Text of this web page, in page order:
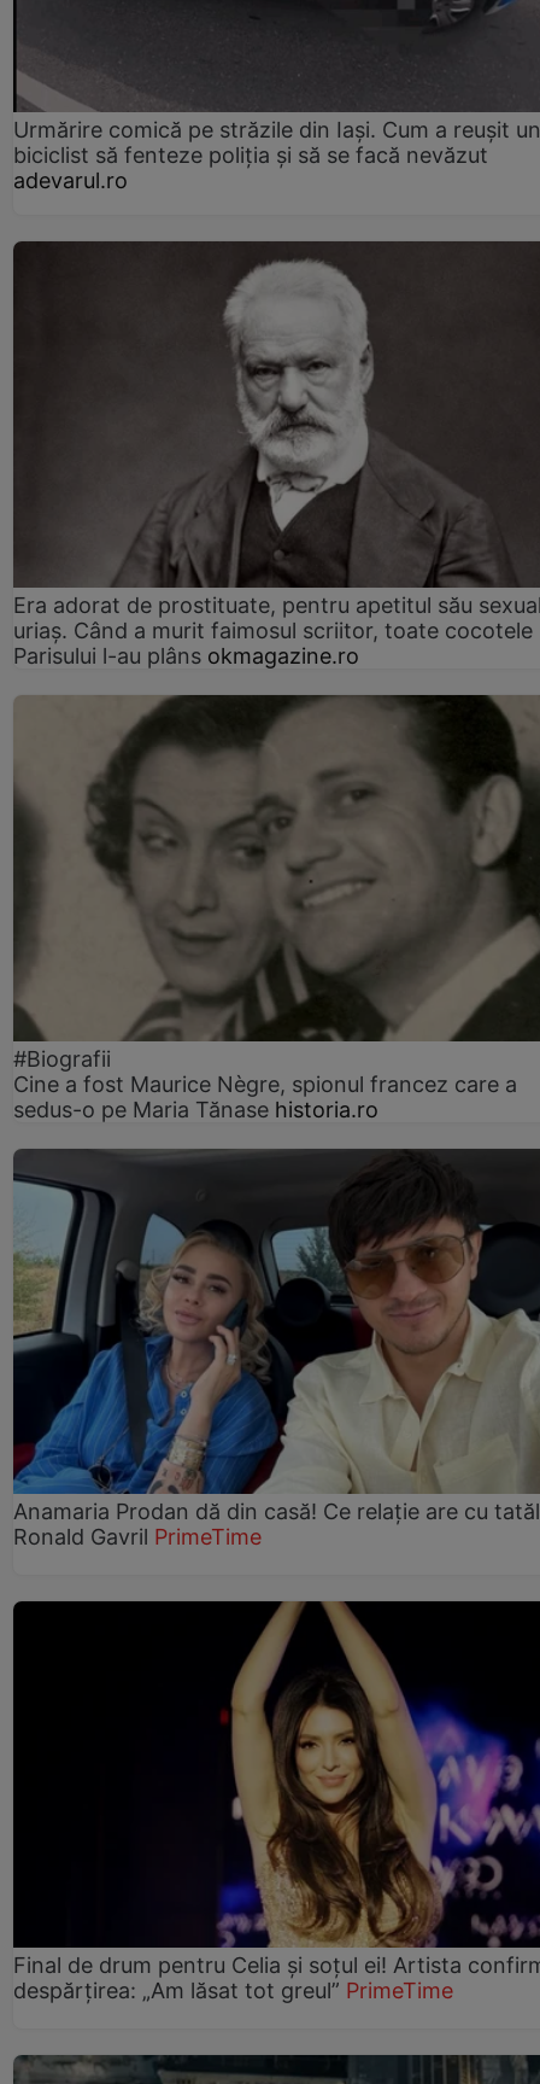
Urmărire comică pe străzile din Iași. Cum a reușit un
biciclist să fenteze poliția și să se facă nevăzut
adevarul.ro
Era adorat de prostituate, pentru apetitul său
uriaș. Când a murit faimosul scriitor, toate cocotele
Parisului l-au plâns okmagazine.ro
#Biografii
Cine a fost Maurice Nègre, spionul francez care a
sedus-o pe Maria Tănase historia.ro
Anamaria Prodan dă din casă! Ce relație are cu
Ronald Gavril PrimeTime
Final de drum pentru Celia și soțul ei! Artista
despărțirea: „Am lăsat tot greul” PrimeTime